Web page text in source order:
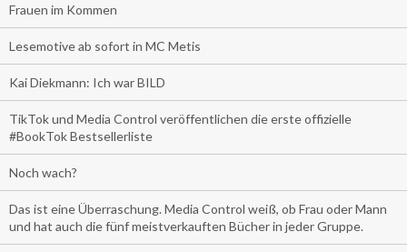
Frauen im Kommen
Lesemotive ab sofort in MC Metis
Kai Diekmann: Ich war BILD
TikTok und Media Control veröffentlichen die erste offizielle
#BookTok Bestsellerliste
Noch wach?
Das ist eine Überraschung. Media Control weiß, ob Frau oder Mann
und hat auch die fünf meistverkauften Bücher in jeder Gruppe.